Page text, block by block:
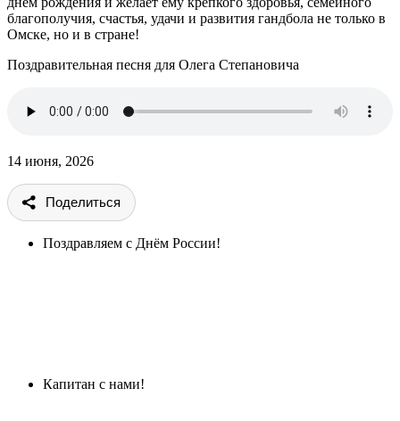
благополучия, счастья, удачи и развития гандбола не только в
Омске, но и в стране!
Поздравительная песня для Олега Степановича
14 июня, 2026
Поделиться
Поздравляем с Днём России!
Капитан с нами!